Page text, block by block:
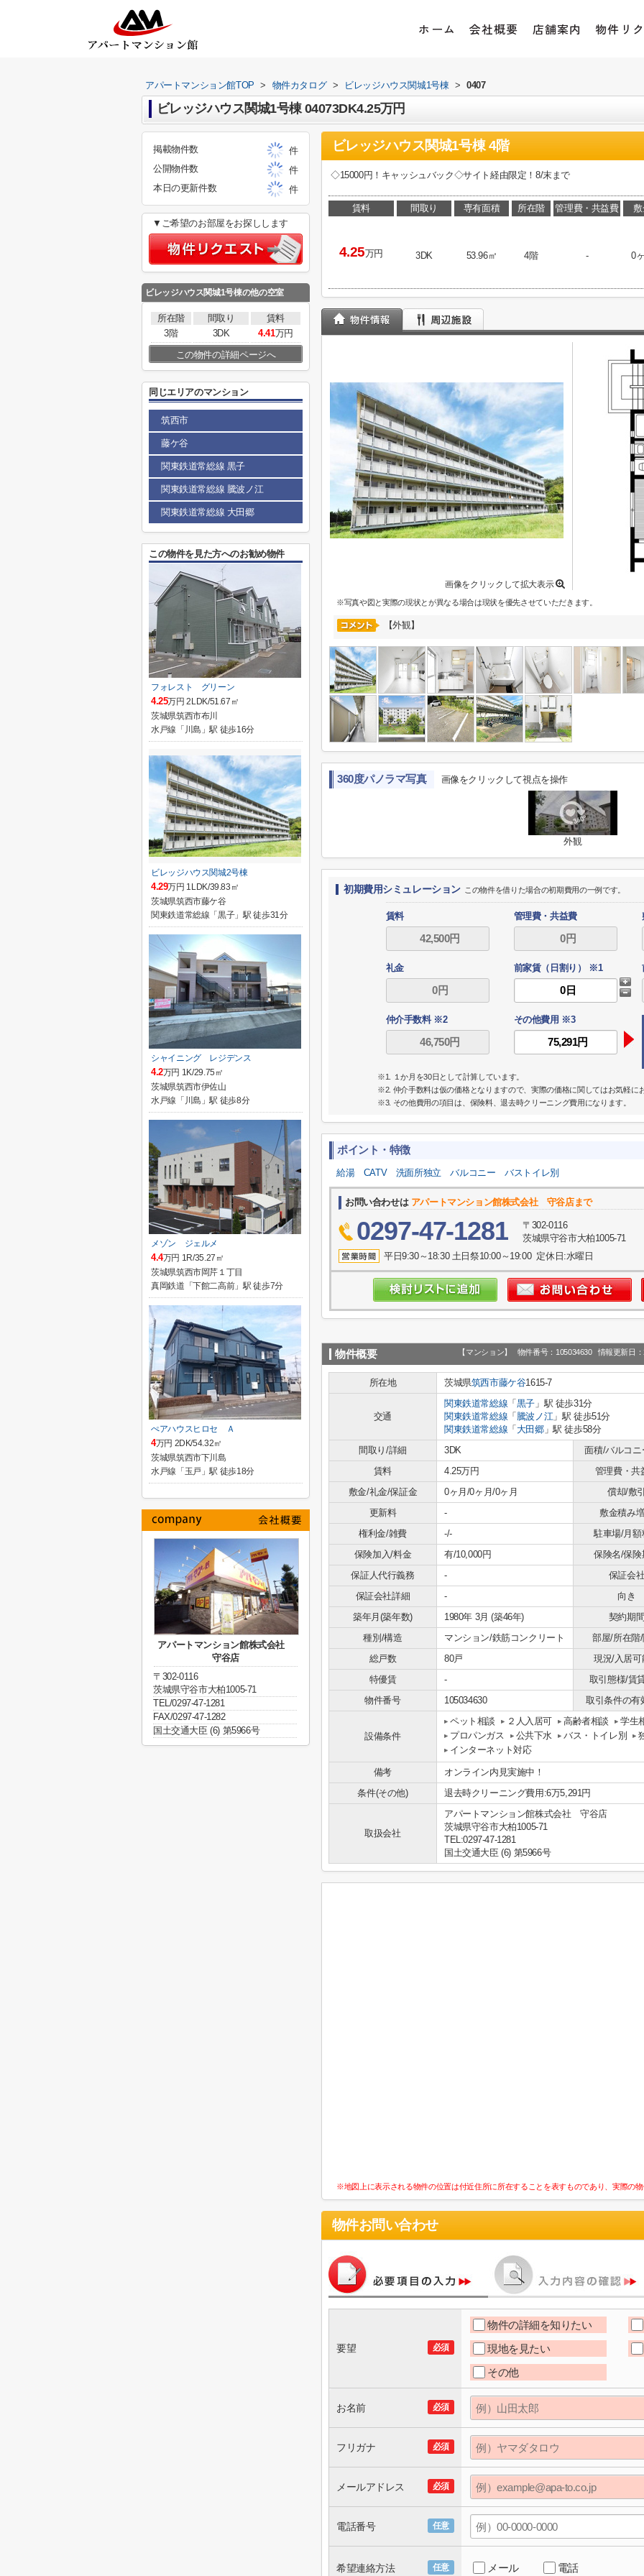
ホーム 会社概要 店舗案内 物件リ
アパートマンション館TOP > 物件カタログ > ビレッジハウス関城1号棟 > 0407
ビレッジハウス関城1号棟 04073DK4.25万円
ビレッジハウス関城1号棟 4階
◇15000円！キャッシュバック◇サイト経由限定！8/末まで
賃料
4.25万円
間取り
3DK
専有面積
53.96㎡
所在階
4階
管理費・共益費
- 0
画像をクリックして拡大表示
※写真や図と実際の現状とが異なる場合は現状を優先させていただきます。
【外観】
360度パノラマ写真 画像をクリックして視点を操作
外観
初期費用シミュレーション この物件を借りた場合の初期費用の一例です。
賃料 管理費・共益費
礼金 前家賃（日割り） ※1
仲介手数料 ※2 その他費用 ※3
※1. １か月を30日として計算しています。
※2. 仲介手数料は仮の価格となりますので、実際の価格に関してはお気軽に
※3. その他費用の項目は、保険料、退去時クリーニング費用になります。
ポイント・特徴
給湯 CATV 洗面所独立 バルコニー バストイレ別
お問い合わせは アパートマンション館株式会社 守谷店まで
0297-47-1281
〒302-0116
茨城県守谷市大柏1005-71
平日9:30～18:30 土日祭10:00～19:00 定休日:水曜日
物件概要 【マンション】 物件番号：105034630 情報更新日
所在地 茨城県筑西市藤ケ谷1615-7
交通
関東鉄道常総線 「 黒子 」駅 徒歩31分
関東鉄道常総線 「 騰波ノ江」駅 徒歩51分
関東鉄道常総線 「 大田郷」駅 徒歩58分
間取り/詳細
3DK
面積/バルコニ
賃料
4.25万円
管理費・共
敷金/礼金/保証金
0ヶ月/0ヶ月/0ヶ月
償却/敷
更新料
-
敷金積み
権利金/雑費
-/-
駐車場/月額
保険加入/料金
有/10,000円
保険名/保険
保証人代行義務
-
保証会
保証会社詳細
-
向き
築年月(築年数)
1980年 3月 (築46年)
契約期
種別/構造
マンション/鉄筋コンクリート
部屋/所在階
総戸数
80戸
現況/入居可
特優賃
-
取引態様/賃
物件番号
105034630 取引条件の有
設備条件
ペット相談 ２人入居可 高齢者相談
学生
プロパンガス
公共下水 バス・トイレ別
インターネット対応
備考
オンライン内見実施中！
条件(その他)
退去時クリーニング費用:6万5,291円
取扱会社
アパートマンション館株式会社 守谷店
茨城県守谷市大柏1005-71
TEL:0297-47-1281
国土交通大臣 (6) 第5966号
※地図上に表示される物件の位置は付近住所に所在することを表すものであり、実際の
物件お問い合わせ
必須
要望
物件の詳細を知りたい
現地を見たい
その他
必須
お名前
必須
フリガナ
必須
メールアドレス
任意
電話番号
任意
希望連絡方法 メール 電話
掲載物件数
件
公開物件数
件
本日の更新件数
件
▼ご希望のお部屋をお探しします
ビレッジハウス関城1号棟の他の空室
所在階 間取り
賃料
3階
3DK 4.41万円
この物件の詳細ページへ
同じエリアのマンション
筑西市
藤ケ谷
関東鉄道常総線 黒子
関東鉄道常総線 騰波ノ江
関東鉄道常総線 大田郷
この物件を見た方へのお勧め物件
フォレスト グリーン
4.25万円 2LDK/51.67㎡
茨城県筑西市布川
水戸線「川島」駅 徒歩16分
ビレッジハウス関城2号棟
4.29万円 1LDK/39.83㎡
茨城県筑西市藤ケ谷
関東鉄道常総線「黒子」駅 徒歩31分
シャイニング レジデンス
4.2万円 1K/29.75㎡
茨城県筑西市伊佐山
水戸線「川島」駅 徒歩8分
メゾン ジェルメ
4.4万円 1R/35.27㎡
茨城県筑西市岡芹１丁目
真岡鉄道「下館二高前」駅 徒歩7分
ぺアハウスヒロセ Ａ
4万円 2DK/54.32㎡
茨城県筑西市下川島
水戸線「玉戸」駅 徒歩18分
アパートマンション館株式会社
守谷店
〒302-0116
茨城県守谷市大柏1005-71
TEL/0297-47-1281
FAX/0297-47-1282
国土交通大臣 (6) 第5966号